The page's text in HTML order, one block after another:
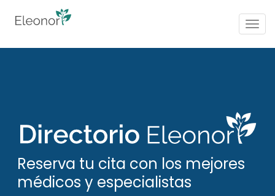
Reserva tu cita con los mejores
médicos y especialistas